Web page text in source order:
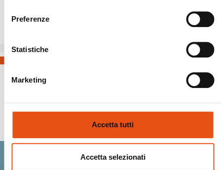
Preferenze
Statistiche
Marketing
Accetta tutti
Accetta selezionati
Spedizioni Sicure